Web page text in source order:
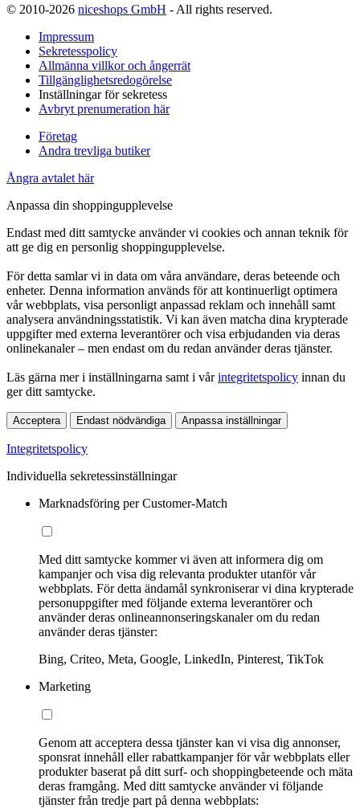
© 2010-2026 niceshops GmbH - All rights reserved.
Impressum
Sekretesspolicy
Allmänna villkor och ångerrät
Tillgänglighetsredogörelse
Inställningar för sekretess
Avbryt prenumeration här
Företag
Andra trevliga butiker
Ångra avtalet här
Anpassa din shoppingupplevelse
Endast med ditt samtycke använder vi cookies och annan teknik för
att ge dig en personlig shoppingupplevelse.
För detta samlar vi in data om våra användare, deras beteende och
enheter. Denna information används för att kontinuerligt optimera
vår webbplats, visa personligt anpassad reklam och innehåll samt
analysera användningsstatistik. Vi kan även matcha dina krypterade
uppgifter med externa leverantörer och visa erbjudanden via deras
onlinekanaler – men endast om du redan använder deras tjänster.
Läs gärna mer i inställningarna samt i vårintegritetspolicy innan du
ger ditt samtycke.
Acceptera Endast nödvändiga Anpassa inställningar
Integritetspolicy
Individuella sekretessinställningar
Marknadsföring per Customer-Match
Med ditt samtycke kommer vi även att informera dig om
kampanjer och visa dig relevanta produkter utanför vår
webbplats. För detta ändamål synkroniserar vi dina krypterade
personuppgifter med följande externa leverantörer och
använder deras onlineannonseringskanaler om du redan
använder deras tjänster:
Bing, Criteo, Meta, Google, LinkedIn, Pinterest, TikTok
Marketing
Genom att acceptera dessa tjänster kan vi visa dig annonser,
sponsrat innehåll eller rabattkampanjer för vår webbplats eller
produkter baserat på ditt surf- och shoppingbeteende och mäta
deras framgång. Med ditt samtycke använder vi följande
tjänster från tredje part på denna webbplats: